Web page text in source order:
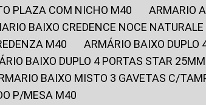
PLAZA COM NICHO M40
ARMARIO
BAIXO CREDENCE NOCE NATURALE
M40
ARMÁRIO BAIXO
BAIXO DUPLO 4 PORTAS STAR 25MM
BAIXO MISTO 3 GAVETAS C/
P/MESA M40